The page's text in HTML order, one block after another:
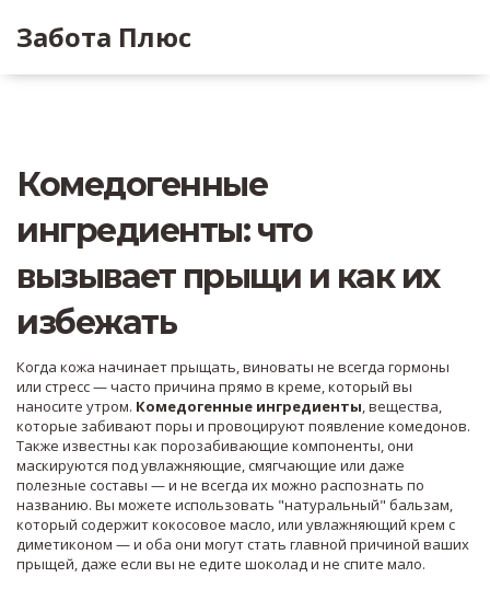
Забота Плюс
Комедогенные
ингредиенты: что
вызывает прыщи и как их
избежать
Когда кожа начинает прыщать, виноваты не всегда гормоны
или стресс — часто причина прямо в креме, который вы
наносите утром. Комедогенные ингредиенты,вещества,
которые забивают поры и провоцируют появление комедонов.
Также известны как порозабивающие компоненты, они
маскируются под увлажняющие, смягчающие или даже
полезные составы — и не всегда их можно распознать по
названию. Вы можете использовать "натуральный" бальзам,
который содержит кокосовое масло, или увлажняющий крем с
диметиконом — и оба они могут стать главной причиной ваших
прыщей, даже если вы не едите шоколад и не спите мало.